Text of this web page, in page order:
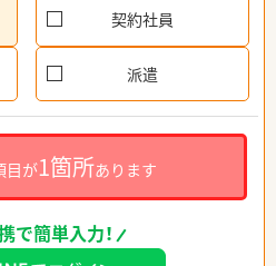
契約社員
派遣
目が1箇所あります
で簡単入力！